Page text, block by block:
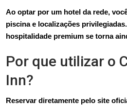
Ao optar por um hotel da rede,
piscina e localizações
hospitalidade premium se torna
Por que utilizar o
Inn?
Reservar diretamente pelo site